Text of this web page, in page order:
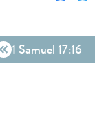
1 Samuel 17:16